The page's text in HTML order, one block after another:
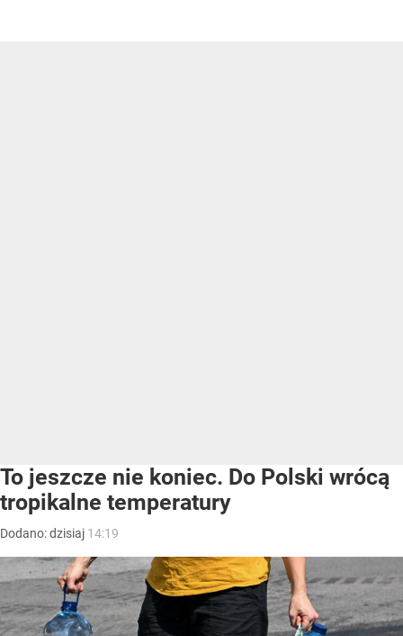
To jeszcze nie koniec. Do Polski wrócą
tropikalne temperatury
Dodano:dzisiaj 14:19